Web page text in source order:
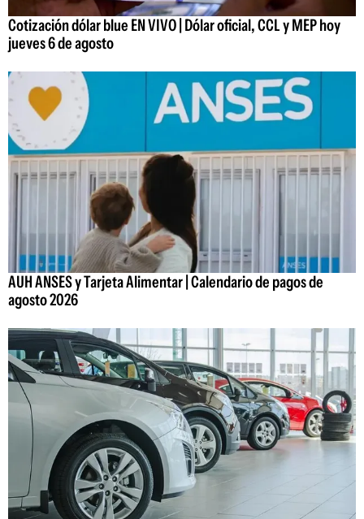
Cotización dólar blue EN VIVO | Dólar oficial, CCL y MEP hoy
jueves 6 de agosto
AUH ANSES y Tarjeta Alimentar | Calendario de pagos de
agosto 2026